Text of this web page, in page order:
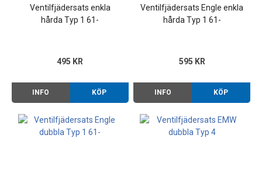
Ventilfjädersats enkla
hårda Typ 1 61-
495 KR
INFO KÖP
Ventilfjädersats Engle enkla
hårda Typ 1 61-
595 KR
INFO KÖP